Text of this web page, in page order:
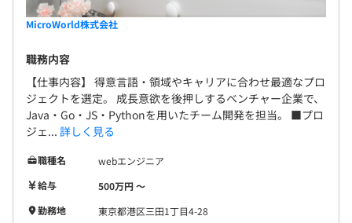
◆毎年2月に人事考課があります。
価してほしいポイントを軸に構成しています。
ただ、不十分なところもあるので、今後制度を高めていく
MicroWorld株式会社
職務内容
【仕事内容】 得意言語・領域やキャリアに合わせ最適なプロ
ジェクトを選定。 成長意欲を後押しするベンチャー企業で、
Java・Go・JS・Pythonを用いたチーム開発を担当。 ■プロ
ジェ... 詳しく見る
職種名
webエンジニア
給与
500万円 〜
勤務地
東京都港区三田1丁目4-28